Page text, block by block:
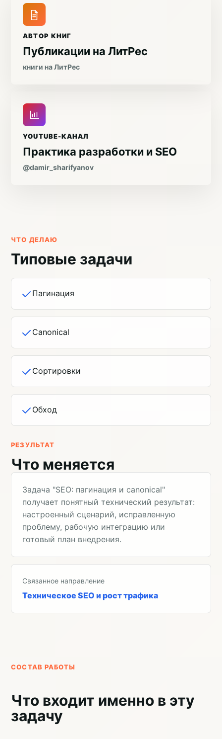
АВТОР КНИГ
Публикации на ЛитРес
книги на ЛитРес
YOUTUBE-КАНАЛ
Практика разработки и SEO
@damir_sharifyanov
ЧТО ДЕЛАЮ
Типовые задачи
Пагинация
Canonical
Сортировки
Обход
РЕЗУЛЬТАТ
Что меняется
Задача "SEO: пагинация и canonical"
получает понятный технический результат:
настроенный сценарий, исправленную
проблему, рабочую интеграцию или
готовый план внедрения.
Связанное направление
Техническое SEO и рост трафика
СОСТАВ РАБОТЫ
Что входит именно в эту
задачу